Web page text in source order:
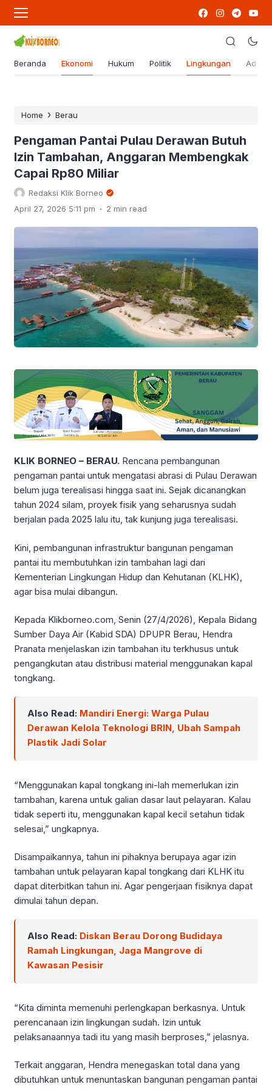
Beranda Ekonomi Hukum Politik Lingkungan
Home › Berau
Pengaman Pantai Pulau Derawan Butuh
Izin Tambahan, Anggaran Membengkak
Capai Rp80 Miliar
Redaksi Klik Borneo
April 27, 2026 5:11 pm . 2 min read
KLIK BORNEO – BERAU. Rencana pembangunan
pengaman pantai untuk mengatasi abrasi di Pulau Derawan
belum juga terealisasi hingga saat ini. Sejak dicanangkan
tahun 2024 silam, proyek fisik yang seharusnya sudah
berjalan pada 2025 lalu itu, tak kunjung juga terealisasi.
Kini, pembangunan infrastruktur bangunan pengaman
pantai itu membutuhkan izin tambahan lagi dari
Kementerian Lingkungan Hidup dan Kehutanan (KLHK),
agar bisa mulai dibangun.
Kepada Klikborneo.com, Senin (27/4/2026), Kepala Bidang
Sumber Daya Air (Kabid SDA) DPUPR Berau, Hendra
Pranata menjelaskan izin tambahan itu terkhusus untuk
pengangkutan atau distribusi material menggunakan kapal
tongkang.
Also Read: Mandiri Energi: Warga Pulau
Derawan Kelola Teknologi BRIN, Ubah Sampah
Plastik Jadi Solar
“Menggunakan kapal tongkang ini-lah memerlukan izin
tambahan, karena untuk galian dasar laut pelayaran. Kalau
tidak seperti itu, menggunakan kapal kecil setahun tidak
selesai,” ungkapnya.
Disampaikannya, tahun ini pihaknya berupaya agar izin
tambahan untuk pelayaran kapal tongkang dari KLHK itu
dapat diterbitkan tahun ini. Agar pengerjaan fisiknya dapat
dimulai tahun depan.
Also Read: Diskan Berau Dorong Budidaya
Ramah Lingkungan, Jaga Mangrove di
Kawasan Pesisir
“Kita diminta memenuhi perlengkapan berkasnya. Untuk
perencanaan izin lingkungan sudah. Izin untuk
pelaksanaannya tadi itu yang masih berproses,” jelasnya.
Terkait anggaran, Hendra menegaskan total dana yang
dibutuhkan untuk menuntaskan bangunan pengaman pantai